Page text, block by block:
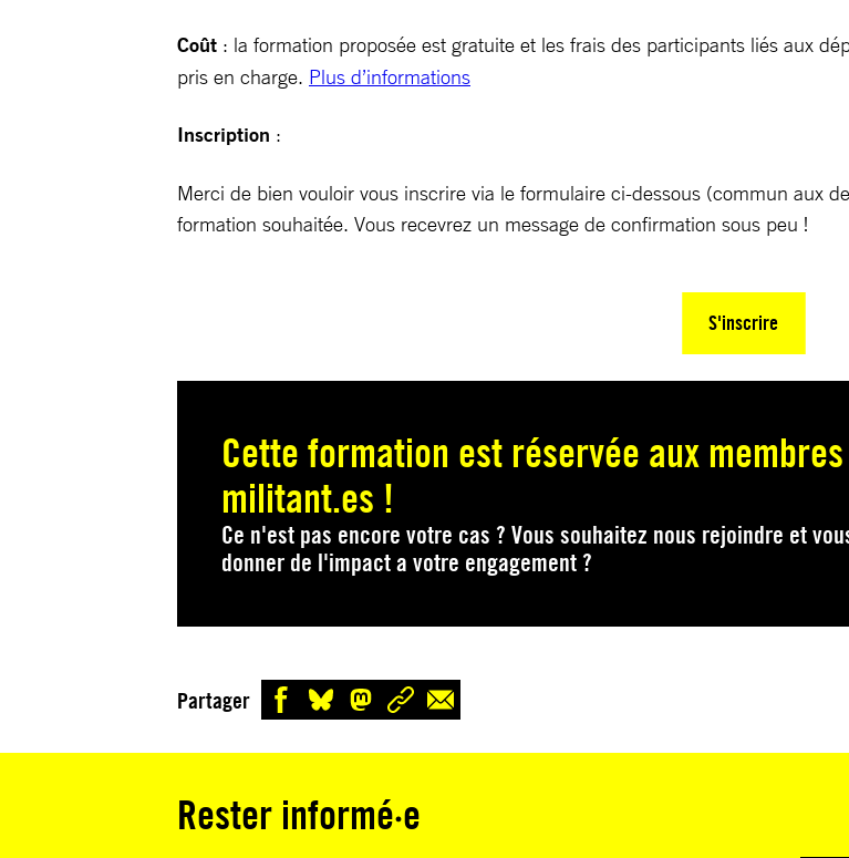
Coût : la formation proposée est gratuite et les frais des participants liés aux
pris en charge. Plus d’informations
Inscription :
Merci de bien vouloir vous inscrire via le formulaire ci-dessous (commun aux
formation souhaitée. Vous recevrez un message de confirmation sous peu !
S'inscrire
Cette formation est réservée aux
militant.es !
Ce n'est pas encore votre cas ? Vous souhaitez nous rejoindre et
donner de l'impact a votre engagement ?
Partager
Rester informé·e